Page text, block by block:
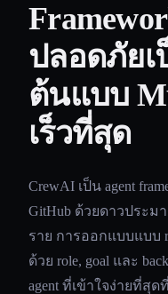
ปลอดภัยเ
ต้นแบบ
เร็วที่สุด
CrewAI เป็น agent
GitHub ด้วยดาวประม
ราย การออกแบบแบบ
ด้วย role, goal และ
agent ที่เข้าใจง่ายที่สุ